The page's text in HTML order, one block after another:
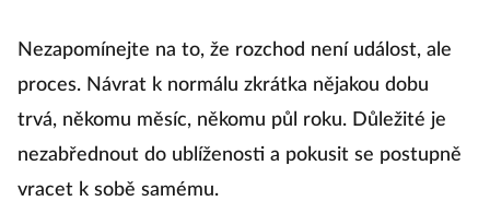
Nezapomínejte na to, že rozchod není událost, ale
proces. Návrat k normálu zkrátka nějakou dobu
trvá, někomu měsíc, někomu půl roku. Důležité je
nezabřednout do ublíženosti a pokusit se postupně
vracet k sobě samému.